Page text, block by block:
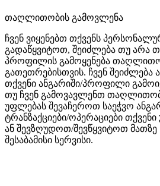
თაღლითობის გამოვლენა
ჩვენ ვიყენებთ თქვენს
გადაწყვიტოთ, შეიძლება თუ არა
პროფილის გამოყენება
გათეთრებისთვის. ჩვენ
თქვენი ანგარიში/პროფილი
თუ ჩვენ გამოვავლენთ
უფლებას შევაჩეროთ საეჭვო
ტრანზაქციები/ოპერაციები
ან შევზღუდოთ/შევწყვიტოთ
შესაბამისი სერვისი.